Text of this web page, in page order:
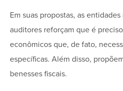
Em suas propostas, as
auditores reforçam que é
econômicos que, de fato,
específicas. Além disso,
benesses fiscais.